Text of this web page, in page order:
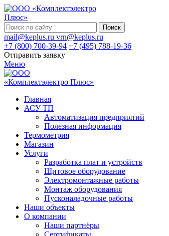
Поиск
mail@keplus.ru vrn@keplus.ru
+7 (800) 700-39-94 +7 (495) 788-19-36
Отправить заявку
Меню
Главная
АСУ ТП
Автоматизация предприятий
Полезная информация
Термометрия
Магазин
Услуги
Разработка плат и устройств
Щитовое оборудование
Электромонтажные работы
Монтаж оборудования
Пусконаладочные работы
Наши объекты
О компании
Наши партнёры
Сертификаты